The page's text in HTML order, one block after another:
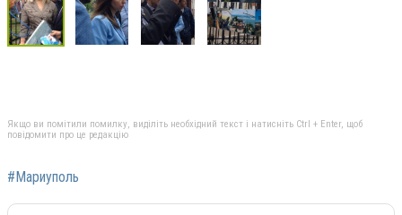
Якщо ви помітили помилку, виділіть необхідний текст і натисніть Ctrl + Enter, щоб
повідомити про це редакцію
#Мариуполь